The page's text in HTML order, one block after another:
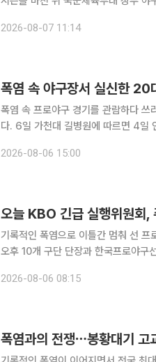
을 비롯해 우완 투수 한재승과 내야수
2026-08-07 11:14
폭염 속 야구장서 실신한
폭염 속 프로야구 경기를 관람하다
다. 6일 가천대 길병원에 따르면 4일 인천 SSG랜더스필드에서 열린 SSG 랜더스와 LG 트윈스의
2026-08-06 15:00
오늘 KBO 긴급 실행위원회,
기록적인 폭염으로 이틀간 멈춰 선
오후 10개 구단 단장과 한국프로야구
험 상황이 발생했다”며 5∼6일 예정
2026-08-06 08:15
폭염과의 전쟁⋯봉황대기 고